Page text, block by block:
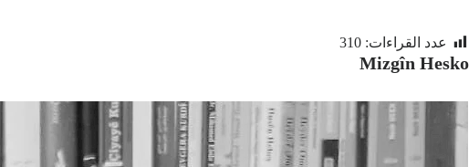
عدد القراءات: 310
Mizgîn Hesko